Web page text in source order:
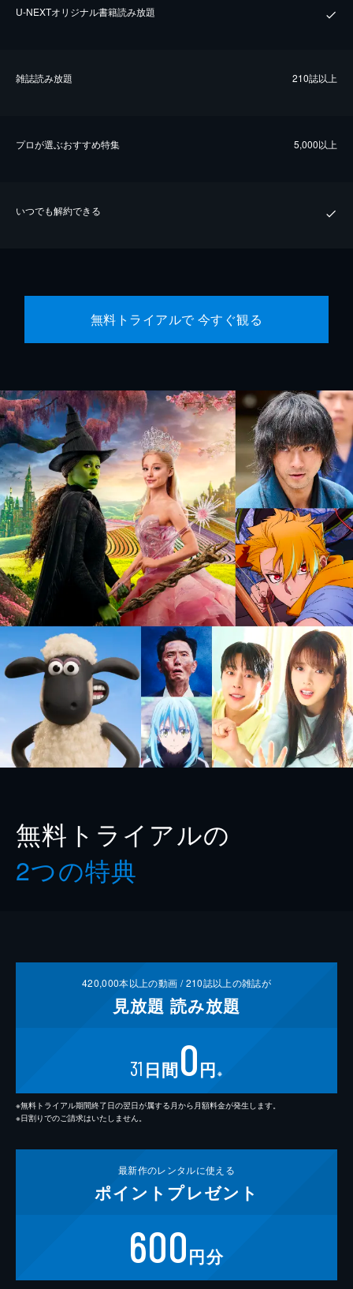
U-NEXTオリジナル書籍読み放題
雑誌読み放題 210誌以上
プロが選ぶおすすめ特集 5,000以上
いつでも解約できる
無料トライアルで 今すぐ観る
無料トライアルの
2つの特典
420,000本以上の動画 /210誌以上の雑誌が
見放題 読み放題
31 日間0円 ※
※無料トライアル期間終了日の翌日が属する月から月額料金が発生します。
※日割りでのご請求はいたしません。
最新作のレンタルに使える
ポイント プレゼント
600円分